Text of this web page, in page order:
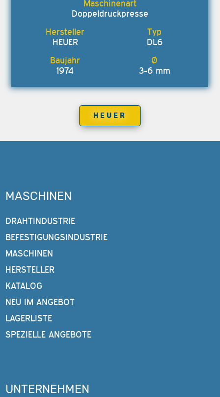
Doppeldruckpresse
HEUER DL6
1974 3-6 mm
HEUER
MASCHINEN
DRAHTINDUSTRIE
BEFESTIGUNGSINDUSTRIE
MASCHINEN
HERSTELLER
KATALOG
NEU IM ANGEBOT
LAGERLISTE
SPEZIELLE ANGEBOTE
UNTERNEHMEN